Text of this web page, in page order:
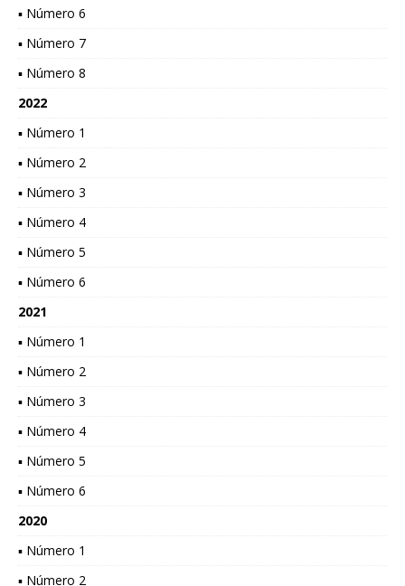
▪ Número 6
▪ Número 7
▪ Número 8
2022
▪ Número 1
▪ Número 2
▪ Número 3
▪ Número 4
▪ Número 5
▪ Número 6
2021
▪ Número 1
▪ Número 2
▪ Número 3
▪ Número 4
▪ Número 5
▪ Número 6
2020
▪ Número 1
▪ Número 2